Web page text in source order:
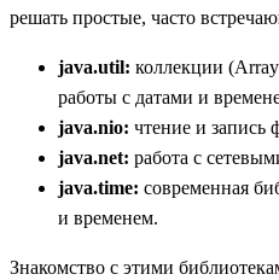
решать простые, часто
java.util: коллекции
работы с датами и
java.nio: чтение и запись
java.net: работа с
java.time: современная
и временем.
Знакомство с этими